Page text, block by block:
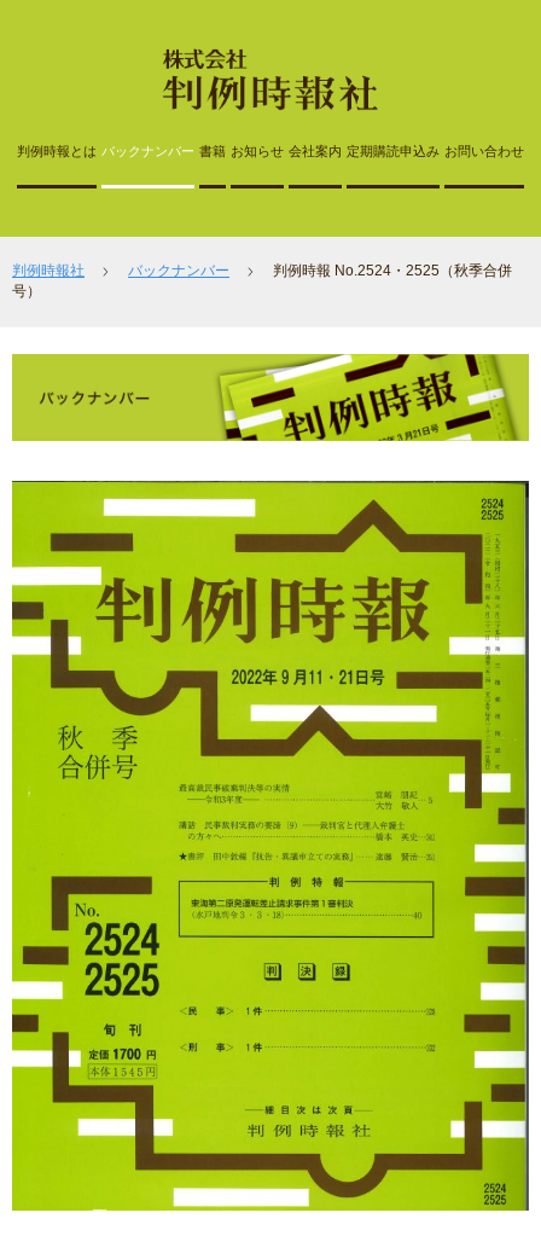
判例時報とは バックナンバー 書籍 お知らせ 会社案内 定期購読申込み お問い合わせ
判例時報社 バックナンバー
判例時報 No.2524・2525（秋季合併
号）